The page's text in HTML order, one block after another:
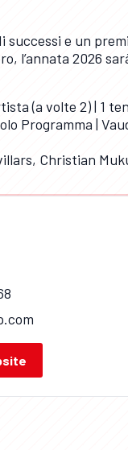
successi e un
l’annata 2026
(a volte 2) | 1
Programma |
Christian